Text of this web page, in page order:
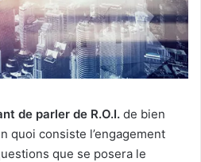
de parler de R.O.I. de bien
quoi consiste l’engagement
que se posera le